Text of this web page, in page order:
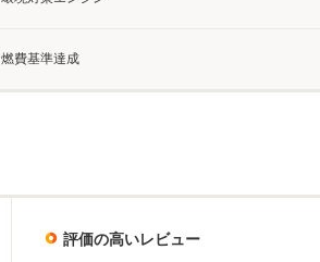
燃費基準達成
評価の高いレビュー